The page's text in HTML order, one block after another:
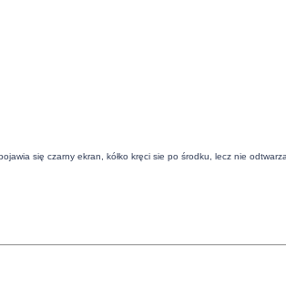
się czarny ekran, kółko kręci sie po środku, lecz nie